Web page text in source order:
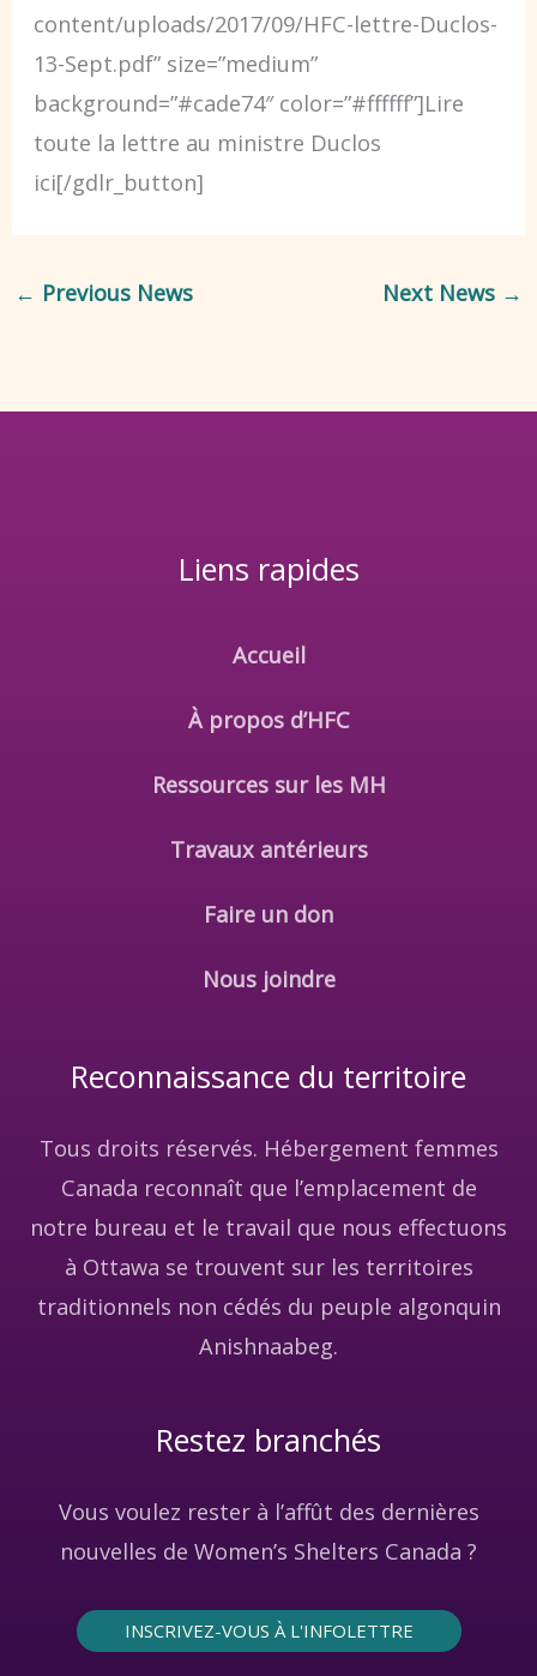
content/uploads/2017/09/HFC-lettre-Duclos-
13-Sept.pdf” size=”medium”
background=”#cade74″ color=”#ffffff”]Lire
toute la lettre au ministre Duclos
ici[/gdlr_button]
← Previous News Next News →
Liens rapides
Accueil
À propos d’HFC
Ressources sur les MH
Travaux antérieurs
Faire un don
Nous joindre
Reconnaissance du territoire
Tous droits réservés. Hébergement femmes
Canada reconnaît que l’emplacement de
notre bureau et le travail que nous effectuons
à Ottawa se trouvent sur les territoires
traditionnels non cédés du peuple algonquin
Anishnaabeg.
Restez branchés
Vous voulez rester à l’affût des dernières
nouvelles de Women’s Shelters Canada ?
INSCRIVEZ-VOUS À L'INFOLETTRE